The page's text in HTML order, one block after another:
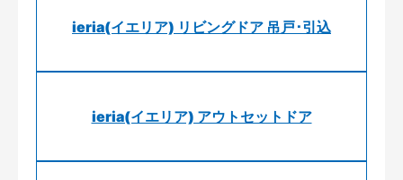
ieria(イエリア) リビングドア 吊戸･引込
ieria(イエリア) アウトセットドア